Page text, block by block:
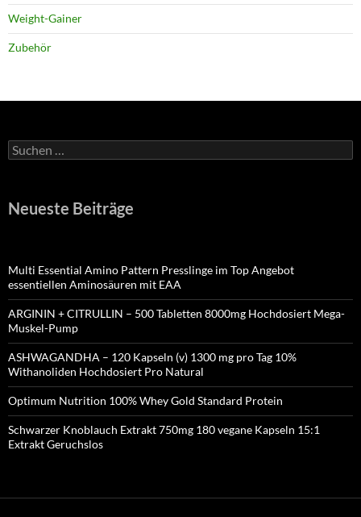
Weight-Gainer
Zubehör
Suchen
nach:
Neueste Beiträge
Multi Essential Amino Pattern Presslinge im Top Angebot
essentiellen Aminosäuren mit EAA
ARGININ + CITRULLIN – 500 Tabletten 8000mg Hochdosiert Mega-
Muskel-Pump
ASHWAGANDHA – 120 Kapseln (v) 1300 mg pro Tag 10%
Withanoliden Hochdosiert Pro Natural
Optimum Nutrition 100% Whey Gold Standard Protein
Schwarzer Knoblauch Extrakt 750mg 180 vegane Kapseln 15:1
Extrakt Geruchslos